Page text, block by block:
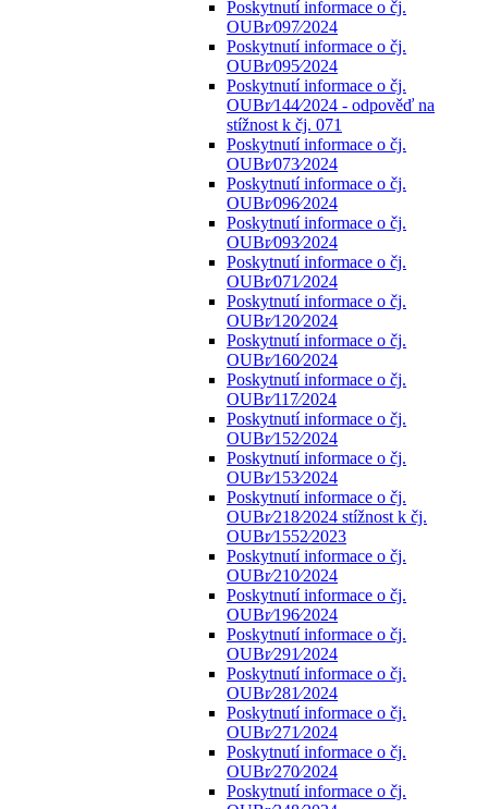
Poskytnutí informace o čj.
OUBr⁄097⁄2024
Poskytnutí informace o čj.
OUBr⁄095⁄2024
Poskytnutí informace o čj.
OUBr⁄144⁄2024 - odpověď na
stížnost k čj. 071
Poskytnutí informace o čj.
OUBr⁄073⁄2024
Poskytnutí informace o čj.
OUBr⁄096⁄2024
Poskytnutí informace o čj.
OUBr⁄093⁄2024
Poskytnutí informace o čj.
OUBr⁄071⁄2024
Poskytnutí informace o čj.
OUBr⁄120⁄2024
Poskytnutí informace o čj.
OUBr⁄160⁄2024
Poskytnutí informace o čj.
OUBr⁄117⁄2024
Poskytnutí informace o čj.
OUBr⁄152⁄2024
Poskytnutí informace o čj.
OUBr⁄153⁄2024
Poskytnutí informace o čj.
OUBr⁄218⁄2024 stížnost k čj.
OUBr⁄1552⁄2023
Poskytnutí informace o čj.
OUBr⁄210⁄2024
Poskytnutí informace o čj.
OUBr⁄196⁄2024
Poskytnutí informace o čj.
OUBr⁄291⁄2024
Poskytnutí informace o čj.
OUBr⁄281⁄2024
Poskytnutí informace o čj.
OUBr⁄271⁄2024
Poskytnutí informace o čj.
OUBr⁄270⁄2024
Poskytnutí informace o čj.